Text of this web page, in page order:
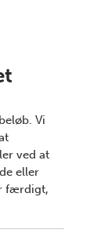
Vi
ved at
eller
færdigt,